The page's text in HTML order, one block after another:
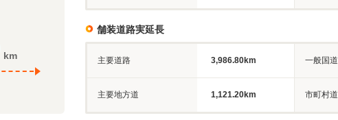
km
舗装道路実延長
主要道路 3,986.80km 一般国道
主要地方道 1,121.20km 市町村道